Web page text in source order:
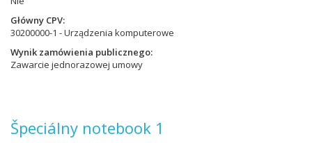
Główny CPV
30200000-1 - Urządzenia komputerowe
Wynik zamówienia publicznego
Zawarcie jednorazowej umowy
Špeciálny notebook 1